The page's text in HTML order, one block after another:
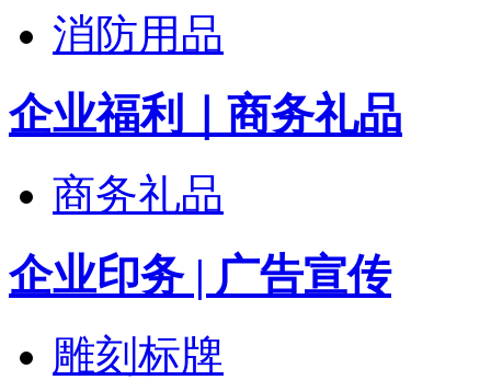
消防用品
企业福利｜商务礼品
商务礼品
企业印务 | 广告宣传
雕刻标牌